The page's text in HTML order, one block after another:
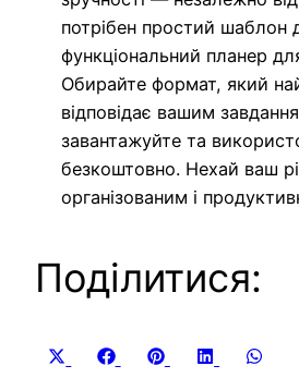
потрібен простий шаблон
функціональний планер
Обирайте формат, який
відповідає вашим
завантажуйте та
безкоштовно. Нехай ваш
організованим і
Поділитися:
Share
Share
Facebook
Share
PinterestShare
LinkedIn